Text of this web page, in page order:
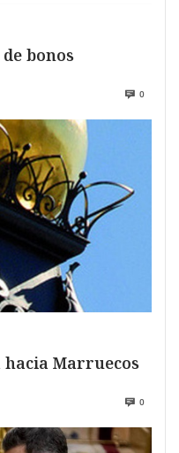
bonos
0
hacia Marruecos
0